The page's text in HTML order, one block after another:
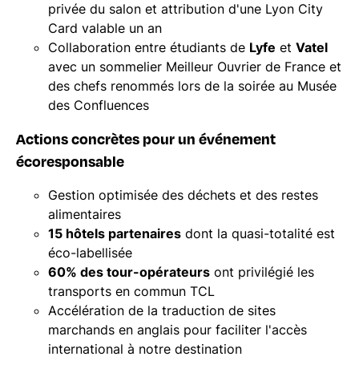
privée du salon et attribution d'une Lyon City
Card valable un an
Collaboration entre étudiants de Lyfe et Vatel
avec un sommelier Meilleur Ouvrier de France et
des chefs renommés lors de la soirée au Musée
des Confluences
Actions concrètes pour un événement
écoresponsable
Gestion optimisée des déchets et des restes
alimentaires
15 hôtels partenaires dont la quasi-totalité est
éco-labellisée
60% des tour-opérateurs ont privilégié les
transports en commun TCL
Accélération de la traduction de sites
marchands en anglais pour faciliter l'accès
international à notre destination